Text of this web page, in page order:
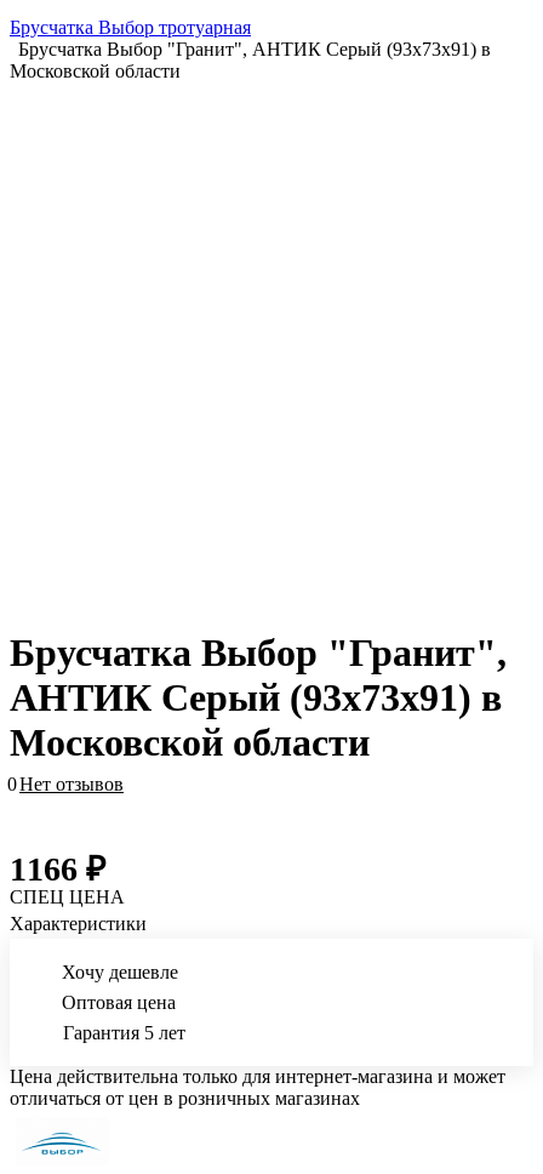
Брусчатка Выбор тротуарная
Брусчатка Выбор "Гранит", АНТИК Серый (93х73х91) в
Московской области
Брусчатка Выбор "Гранит",
АНТИК Серый (93х73х91) в
Московской области
0Нет отзывов
1166 ₽
СПЕЦ ЦЕНА
Характеристики
Хочу дешевле
Оптовая цена
Гарантия 5 лет
Цена действительна только для интернет-магазина и может
отличаться от цен в розничных магазинах